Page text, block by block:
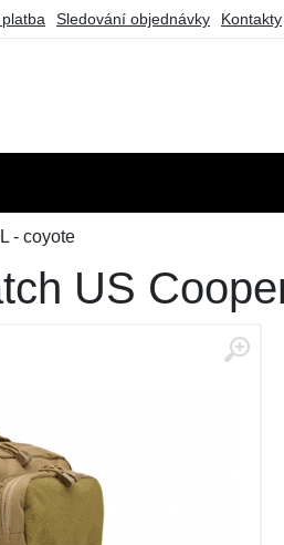
Sledování objednávky Kontakty
- coyote
US